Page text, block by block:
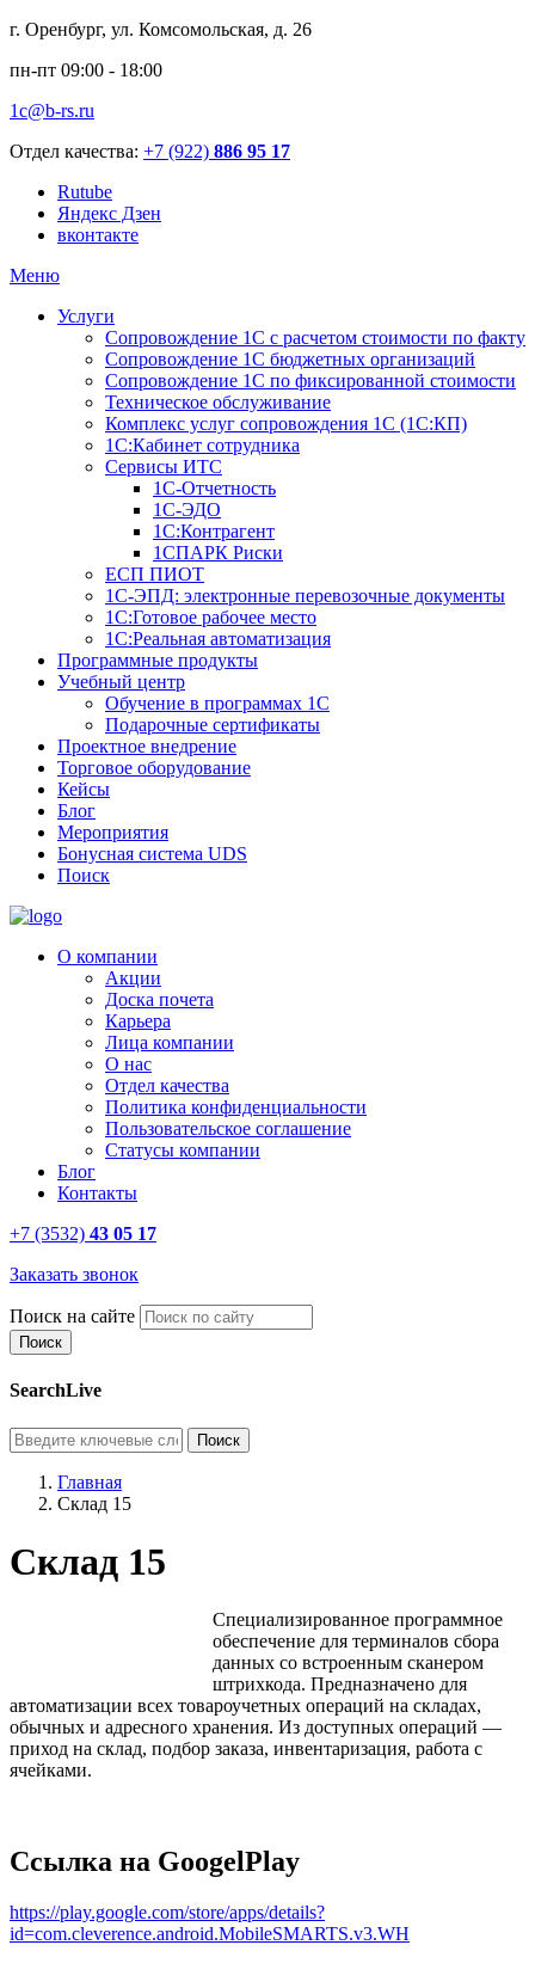
г. Оренбург, ул. Комсомольская, д. 26
пн-пт 09:00 - 18:00
1c@b-rs.ru
Отдел качества: +7 (922) 886 95 17
Rutube
Яндекс Дзен
вконтакте
Меню
Услуги
Сопровождение 1С с расчетом стоимости по факту
Сопровождение 1С бюджетных организаций
Сопровождение 1С по фиксированной стоимости
Техническое обслуживание
Комплекс услуг сопровождения 1С (1С:КП)
1С:Кабинет сотрудника
Сервисы ИТС
1С-Отчетность
1С-ЭДО
1С:Контрагент
1СПАРК Риски
ЕСП ПИОТ
1С-ЭПД: электронные перевозочные документы
1С:Готовое рабочее место
1С:Реальная автоматизация
Программные продукты
Учебный центр
Обучение в программах 1С
Подарочные сертификаты
Проектное внедрение
Торговое оборудование
Кейсы
Блог
Мероприятия
Бонусная система UDS
Поиск
О компании
Акции
Доска почета
Карьера
Лица компании
О нас
Отдел качества
Политика конфиденциальности
Пользовательское соглашение
Статусы компании
Блог
Контакты
+7 (3532) 43 05 17
Заказать звонок
Поиск на сайте
SearchLive
Главная
Склад 15
Склад 15
Специализированное программное
обеспечение для терминалов сбора
данных со встроенным сканером
штрихкода. Предназначено для
автоматизации всех товароучетных операций на складах,
обычных и адресного хранения. Из доступных операций —
приход на склад, подбор заказа, инвентаризация, работа с
ячейками.
Ссылка на GoogelPlay
https://play.google.com/store/apps/details?
id=com.cleverence.android.MobileSMARTS.v3.WH